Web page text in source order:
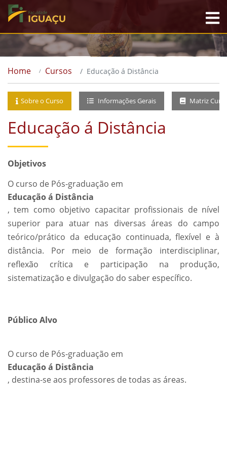
Home Cursos Educação á Distância
Sobre o Curso Informações Gerais Matriz
Educação á Distância
Objetivos
O curso de Pós-graduação em
Educação á Distância
, tem como objetivo capacitar profissionais de nível
superior para atuar nas diversas áreas do campo
teórico/prático da educação continuada, flexível e à
distância. Por meio de formação interdisciplinar,
reflexão crítica e participação na produção,
sistematização e divulgação do saber específico.
Público Alvo
O curso de Pós-graduação em
Educação á Distância
, destina-se aos professores de todas as áreas.